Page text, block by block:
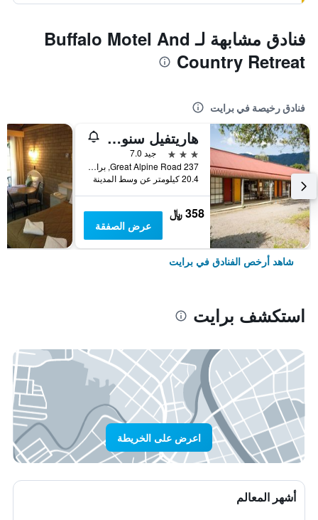
فنادق مشابهة لـ Buffalo Motel And
Country Retreat
فنادق رخيصة في برايت
هاريتفيل سنولاين هوتل
3 نجوم
جيد 7.0
237 Great Alpine Road, برايت, VIC, أستراليا
20.4 كيلومتر عن وسط المدينة
358 ﷼
عرض الصفقة
شاهد أرخص الفنادق في برايت
استكشف برايت
اعرض على الخريطة
أشهر المعالم